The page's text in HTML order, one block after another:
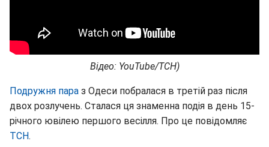
Відео: YouTube/ТСН)
Подружня пара з Одеси побралася в третій раз після
двох розлучень. Сталася ця знаменна подія в день 15-
річного ювілею першого весілля. Про це повідомляє
ТСН.